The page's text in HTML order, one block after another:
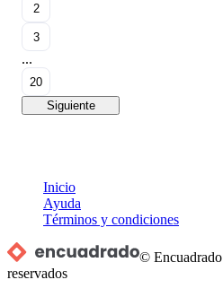
2
3
...
20
Siguiente
Inicio
Ayuda
Términos y condiciones
© Encuadrado
reservados